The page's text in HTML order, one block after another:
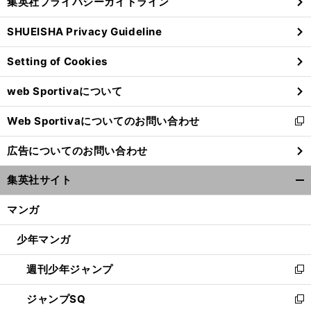
前
る
い
ウ
ィ
ン
ド
ウ
で
開
く
SHUEISHA Privacy Guideline
Setting of Cookies
web Sportivaについて
Web Sportivaについてのお問い合わせ
新
し
い
ウ
ィ
ン
ウ
開
く
広告についてのお問い合わせ
集英社サイト
マンガ
少年マンガ
週刊少年ジャンプ
新
し
い
ジャンプSQ
新